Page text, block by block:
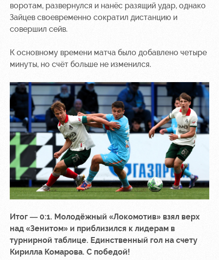
воротам, развернулся и нанёс разящий удар, однако
Зайцев своевременно сократил дистанцию и
совершил сейв.
К основному времени матча было добавлено четыре
минуты, но счёт больше не изменился.
Итог — 0:1. Молодёжный «Локомотив» взял верх
над «Зенитом» и приблизился к лидерам в
турнирной таблице. Единственный гол на счету
Кирилла Комарова. С победой!